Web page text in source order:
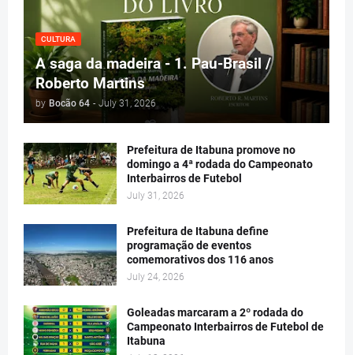
CULTURA
A saga da madeira - 1. Pau-Brasil /
Roberto Martins
by Bocão 64 - July 31, 2026
Prefeitura de Itabuna promove no
domingo a 4ª rodada do Campeonato
Interbairros de Futebol
July 31, 2026
Prefeitura de Itabuna define
programação de eventos
comemorativos dos 116 anos
July 24, 2026
Goleadas marcaram a 2º rodada do
Campeonato Interbairros de Futebol de
Itabuna